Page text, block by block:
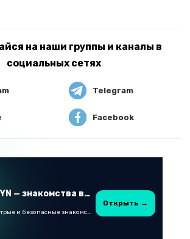
на наши группы и каналы в
социальных сетях
Telegram
Facebook
ZYYN — знакомства в Казахстане
Быстрые и безопасные знакомства в Telegram
Открыть →